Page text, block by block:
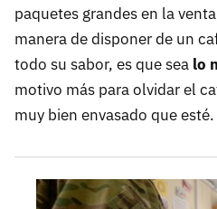
paquetes grandes en la
manera de disponer de un
todo su sabor, es que sea lo
motivo más para olvidar el
muy bien envasado que esté.